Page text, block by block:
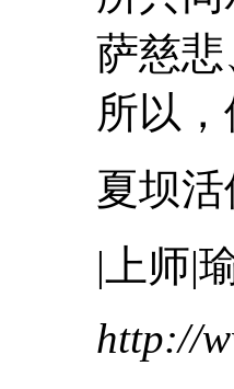
萨慈
所以
夏坝
| 上 师|
http://